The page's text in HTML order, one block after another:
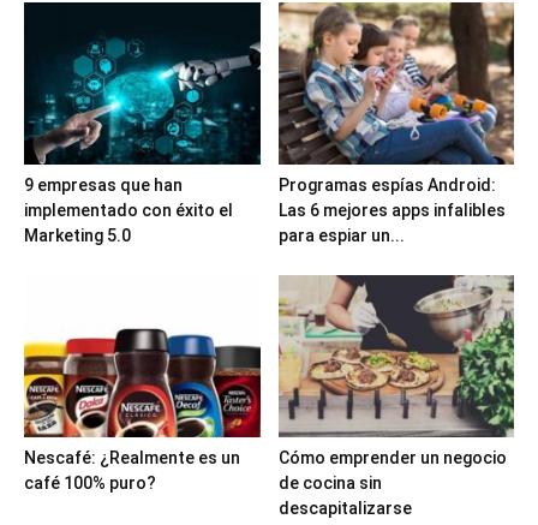
9 empresas que han
implementado con éxito el
Marketing 5.0
Programas espías Android:
Las 6 mejores apps infalibles
para espiar un...
Nescafé: ¿Realmente es un
café 100% puro?
Cómo emprender un negocio
de cocina sin
descapitalizarse